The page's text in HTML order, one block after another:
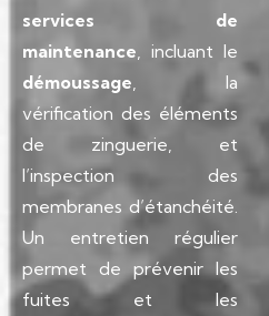
services de
maintenance , incluant le
démoussage , la
vérification des éléments
de zinguerie, et
l’inspection des
membranes d’étanchéité.
Un entretien régulier
permet de prévenir les
fuites et les